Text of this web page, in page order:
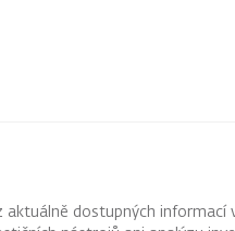
dostupných